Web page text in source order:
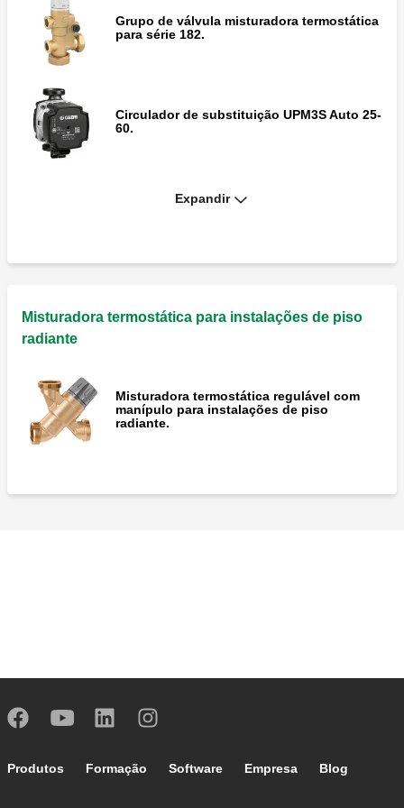
Grupo de válvula misturadora termostática
para série 182.
Circulador de substituição UPM3S Auto 25-
60.
Expandir
Misturadora termostática para instalações de piso
radiante
Misturadora termostática regulável com
manípulo para instalações de piso
radiante.
Footer main navigation
Produtos Formação Software Empresa Blog